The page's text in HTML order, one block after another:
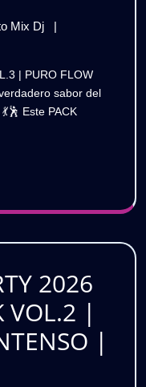
2026
💥
|
PACK
PURO
FLOW
LATINO
🔥
GRATIS
Mix Dj
MAMBO
💥
|
PACK
|
sabor del
Este PACK
2026
VOL.2 |
|